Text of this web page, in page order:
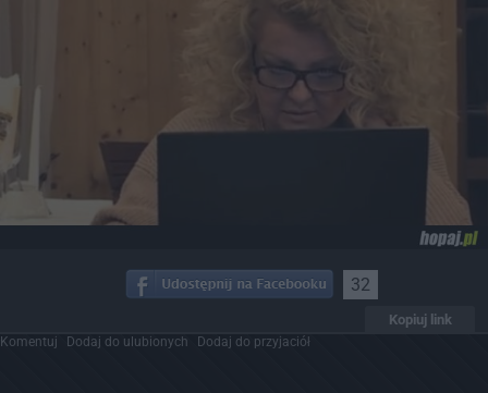
32
Kopiuj link
Komentuj Dodaj do ulubionych Dodaj do przyjaciół